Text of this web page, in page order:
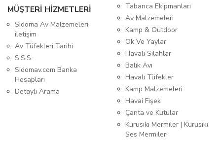
MÜŞTERİ HİZMETLERİ
Sidoma Av Malzemeleri
iletişim
Av Tüfekleri Tarihi
S.S.S.
Sidomav.com Banka
Hesapları
Detaylı Arama
Tabanca Ekipmanları
Av Malzemeleri
Kamp & Outdoor
Ok Ve Yaylar
Havalı Silahlar
Balık Avı
Havalı Tüfekler
Kamp Malzemeleri
Havai Fişek
Çanta ve Kutular
Kurusıkı Mermiler | Kurusıkı
Ses Mermileri